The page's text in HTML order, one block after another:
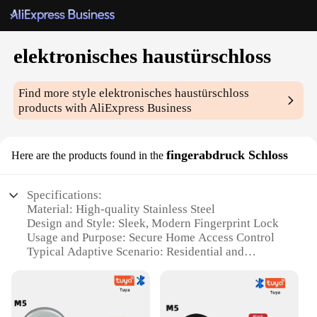
elektronisches haustürschloss
Find more styleelektronisches haustürschloss
products with AliExpress Business
Here are the products found in the fingerabdruck Schloss
Specifications:
Material: High-quality Stainless Steel
Design and Style: Sleek, Modern Fingerprint Lock
Usage and Purpose: Secure Home Access Control
Typical Adaptive Scenario: Residential and
Performance and Property: Advanced Biometric
Parts and Accessories: Includes Mounting Hardware